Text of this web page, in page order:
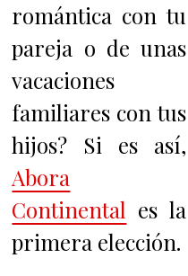
romántica con tu
pareja o de unas
vacaciones
familiares con tus
hijos? Si es así,
Abora
Continental es la
primera elección.